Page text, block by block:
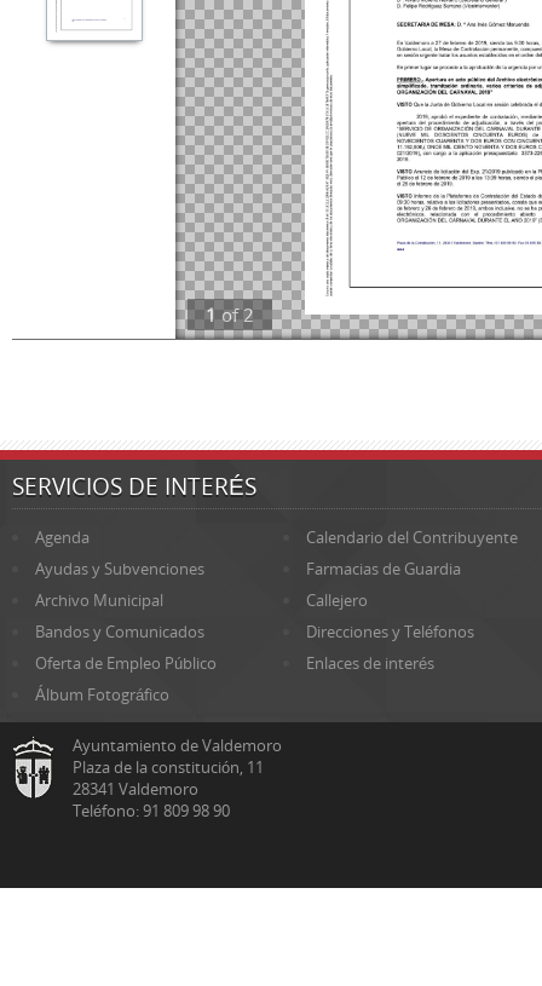
1 of 2
SERVICIOS DE INTERÉS
Agenda
Calendario del Contribuyente
Ayudas y Subvenciones
Farmacias de Guardia
Archivo Municipal
Callejero
Bandos y Comunicados
Direcciones y Teléfonos
Oferta de Empleo Público
Enlaces de interés
Álbum Fotográfico
Ayuntamiento de Valdemoro
Plaza de la constitución, 11
28341 Valdemoro
Teléfono: 91 809 98 90